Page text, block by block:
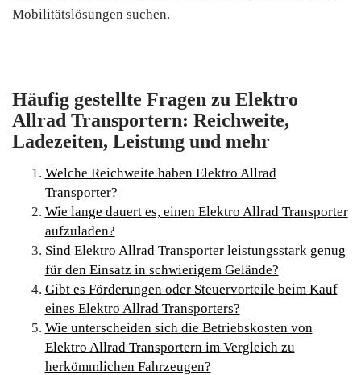
Mobilitätslösungen suchen.
Häufig gestellte Fragen zu Elektro
Allrad Transportern: Reichweite,
Ladezeiten, Leistung und mehr
Welche Reichweite haben Elektro Allrad
Transporter?
Wie lange dauert es, einen Elektro Allrad Transporter
aufzuladen?
Sind Elektro Allrad Transporter leistungsstark genug
für den Einsatz in schwierigem Gelände?
Gibt es Förderungen oder Steuervorteile beim Kauf
eines Elektro Allrad Transporters?
Wie unterscheiden sich die Betriebskosten von
Elektro Allrad Transportern im Vergleich zu
herkömmlichen Fahrzeugen?